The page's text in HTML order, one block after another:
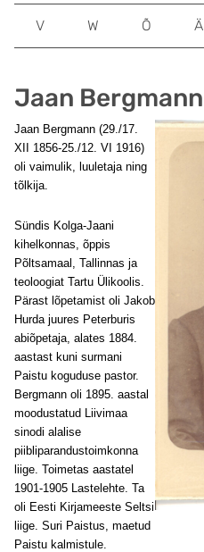
Jaan Bergmann
Jaan Bergmann (29./17.
XII 1856-25./12. VI 1916)
oli vaimulik, luuletaja ning
tõlkija.
Sündis Kolga-Jaani
kihelkonnas, õppis
Põltsamaal, Tallinnas ja
teoloogiat Tartu Ülikoolis.
Pärast lõpetamist oli Jakob
Hurda juures Peterburis
abiõpetaja, alates 1884.
aastast kuni surmani
Paistu koguduse pastor.
Bergmann oli 1895. aastal
moodustatud Liivimaa
sinodi alalise
piibliparandustoimkonna
liige. Toimetas aastatel
1901-1905 Lastelehte. Ta
oli Eesti Kirjameeste Seltsi
liige. Suri Paistus, maetud
Paistu kalmistule.
V W Õ Ä